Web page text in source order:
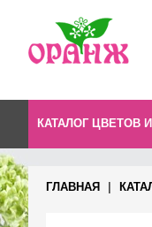
КАТАЛОГ ЦВЕТОВ
ГЛАВНАЯ